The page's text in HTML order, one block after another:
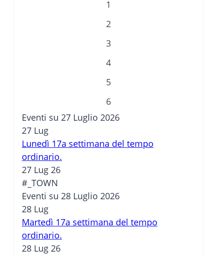
1
2
3
4
5
6
Eventi su 27 Luglio 2026
27 Lug
Lunedì 17a settimana del tempo
ordinario.
27 Lug 26
#_TOWN
Eventi su 28 Luglio 2026
28 Lug
Martedì 17a settimana del tempo
ordinario.
28 Lug 26